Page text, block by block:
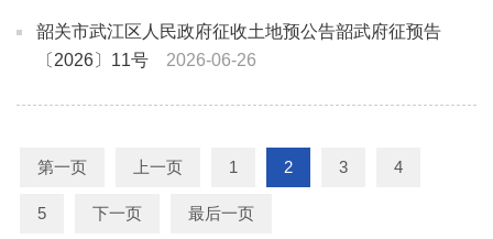
韶关市武江区人民政府征收土地预公告韶武府征预告
〔2026〕11号
2026-06-26
第一页 上一页 1 2 3 4
5 下一页 最后一页